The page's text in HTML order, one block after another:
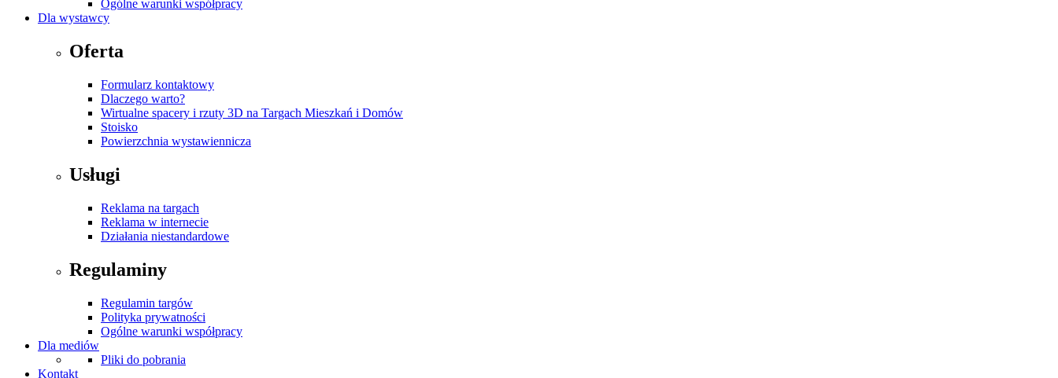
Ogólne warunki współpracy
Dla wystawcy
Oferta
Formularz kontaktowy
Dlaczego warto?
Wirtualne spacery i rzuty 3D na Targach Mieszkań i Domów
Stoisko
Powierzchnia wystawiennicza
Usługi
Reklama na targach
Reklama w internecie
Działania niestandardowe
Regulaminy
Regulamin targów
Polityka prywatności
Ogólne warunki współpracy
Dla mediów
Pliki do pobrania
Kontakt